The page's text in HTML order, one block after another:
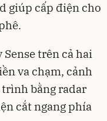
giúp cấp điện cho
trên cả hai
va chạm, cảnh
bằng radar
cắt ngang phía